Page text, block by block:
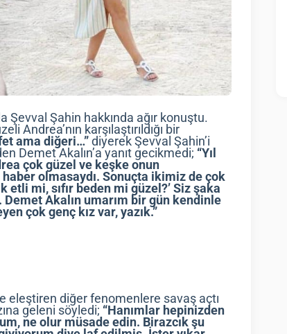
Şevval Şahin hakkında ağır konuştu.
Andrea’nın karşılaştırıldığı bir
ama diğeri…” diyerek Şevval Şahin’i
Demet Akalın’a yanıt gecikmedi; “Yıl
çok güzel ve keşke onun
olmasaydı. Sonuçta ikimiz de çok
etli mi, sıfır beden mi güzel?’ Siz şaka
Demet Akalın umarım bir gün kendinle
çok genç kız var, yazık.”
eleştiren diğer fenomenlere savaş açtı
geleni söyledi; “Hanımlar hepinizden
ne olur müsade edin. Birazcık şu